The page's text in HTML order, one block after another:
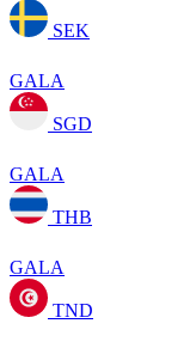
SEK
GALA
SGD
GALA
THB
GALA
TND